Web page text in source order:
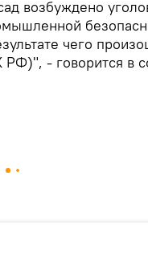
возбуждено
чего
РФ)", - говорится в